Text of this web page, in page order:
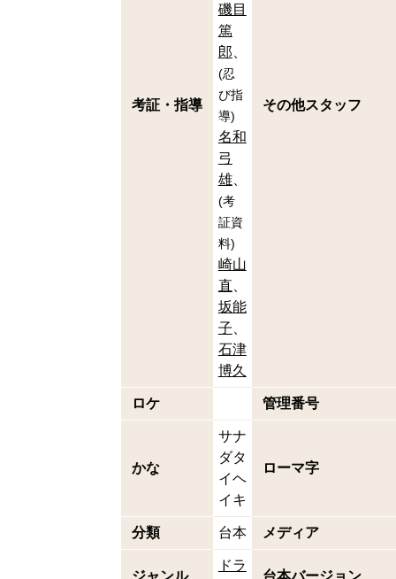
考証・指導
磯目
篤
郎
(忍
び指
導)
名和
弓
雄
(考
証資
料)
崎山
直
坂能
子
石津
博久
その他スタッフ
ロケ 管理番号
かな
サナ
ダタ
イヘ
イキ
ローマ字
分類 台本 メディア
ジャンル
ドラ
台本バージョン